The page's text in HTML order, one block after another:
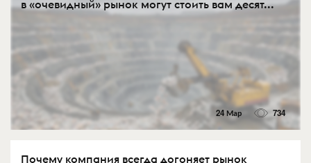
в «очевидный» рынок могут стоить вам десят...
24 Мар 734
Почему компания всегда догоняет рынок